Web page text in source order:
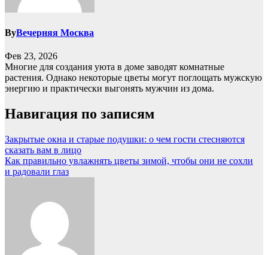
ByВечерняя Москва
Фев 23, 2026
Многие для создания уюта в доме заводят комнатные
растения. Однако некоторые цветы могут поглощать мужскую
энергию и практически выгонять мужчин из дома.
Навигация по записям
Закрытые окна и старые подушки: о чем гости стесняются
сказать вам в лицо
Как правильно увлажнять цветы зимой, чтобы они не сохли
и радовали глаз